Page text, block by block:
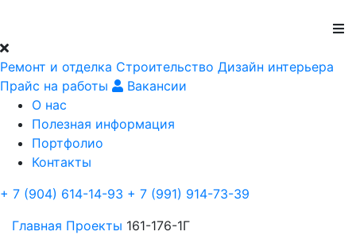
Ремонт и отделка Строительство Дизайн интерьера
Прайс на работы
Вакансии
О нас
Полезная информация
Портфолио
Контакты
+ 7 (904) 614-14-93 + 7 (991) 914-73-39
Главная Проекты 161-176-1Г